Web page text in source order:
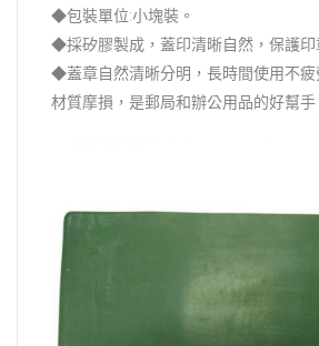
◆包裝單位:小塊裝。
◆採矽膠製成，蓋印清晰自然，保護印
◆蓋章自然清晰分明，長時間使用不
材質摩損，是郵局和辦公用品的好幫手